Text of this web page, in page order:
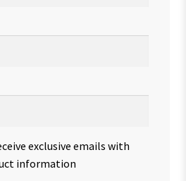
exclusive emails with
information